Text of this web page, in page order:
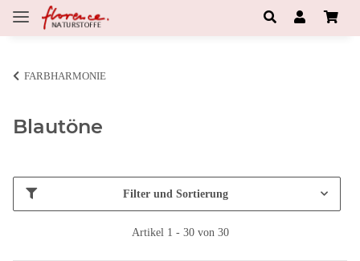
FARBHARMONIE
Blautöne
Filter und Sortierung
Artikel 1 - 30 von 30